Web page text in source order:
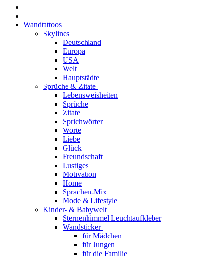
Wandtattoos
Skylines
Deutschland
Europa
USA
Welt
Hauptstädte
Sprüche & Zitate
Lebensweisheiten
Sprüche
Zitate
Sprichwörter
Worte
Liebe
Glück
Freundschaft
Lustiges
Motivation
Home
Sprachen-Mix
Mode & Lifestyle
Kinder- & Babywelt
Sternenhimmel Leuchtaufkleber
Wandsticker
für Mädchen
für Jungen
für die Familie